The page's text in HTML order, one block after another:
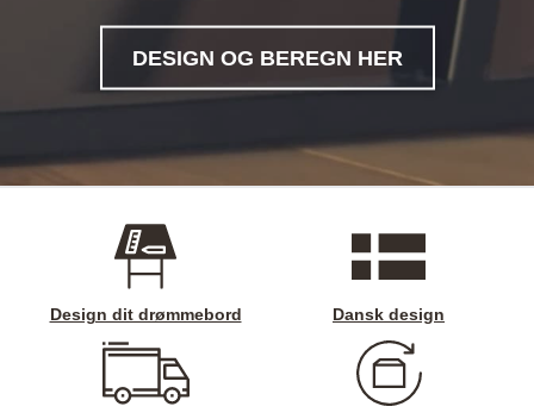
DESIGN OG BEREGN HER
Design dit drømmebord Dansk design